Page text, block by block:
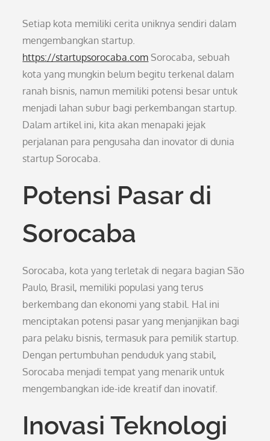
Setiap kota memiliki cerita uniknya sendiri dalam
mengembangkan startup.
https://startupsorocaba.com Sorocaba, sebuah
kota yang mungkin belum begitu terkenal dalam
ranah bisnis, namun memiliki potensi besar untuk
menjadi lahan subur bagi perkembangan startup.
Dalam artikel ini, kita akan menapaki jejak
perjalanan para pengusaha dan inovator di dunia
startup Sorocaba.
Potensi Pasar di
Sorocaba
Sorocaba, kota yang terletak di negara bagian São
Paulo, Brasil, memiliki populasi yang terus
berkembang dan ekonomi yang stabil. Hal ini
menciptakan potensi pasar yang menjanjikan bagi
para pelaku bisnis, termasuk para pemilik startup.
Dengan pertumbuhan penduduk yang stabil,
Sorocaba menjadi tempat yang menarik untuk
mengembangkan ide-ide kreatif dan inovatif.
Inovasi Teknologi